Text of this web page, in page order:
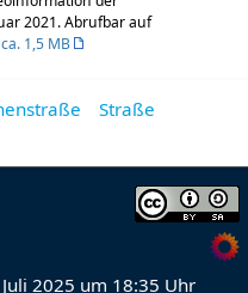
2021. Abrufbar auf
1,5 MB
Straße
2025 um 18:35 Uhr